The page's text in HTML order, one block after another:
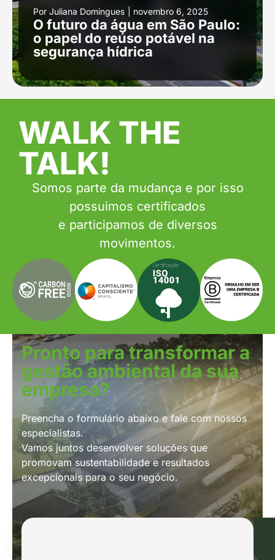
Por Juliana Domingues novembro 6, 2025
O futuro da água em São Paulo:
o papel do reúso potável na
segurança hídrica
WALK THE
TALK!
Somos parte da mudança e por isso
possuimos certificados
e participamos de diversos
movimentos.
Pronto para transformar a
gestão ambiental da sua
empresa?
Preencha o formulário abaixo e fale com nossos
especialistas.
Vamos juntos desenvolver soluções que
promovam sustentabilidade e resultados
excepcionais para o seu negócio.